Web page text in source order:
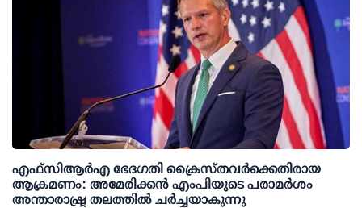
എഫ്‌സി‌ആര്‍‌എ ഭേദഗതി ക്രൈസ്തവർക്കെതിരായ
ആക്രമണം: അമേരിക്കൻ എംപിയുടെ പരാമർശം
അന്താരാഷ്ട്ര തലത്തിൽ ചർച്ചയാകുന്നു